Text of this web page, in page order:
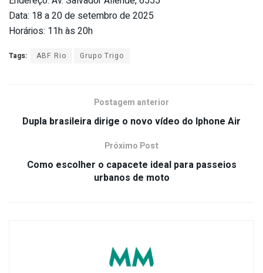
Data: 18 a 20 de setembro de 2025
Horários: 11h às 20h
Tags: ABF Rio Grupo Trigo
Postagem anterior
Dupla brasileira dirige o novo vídeo do Iphone Air
Próximo Post
Como escolher o capacete ideal para passeios
urbanos de moto